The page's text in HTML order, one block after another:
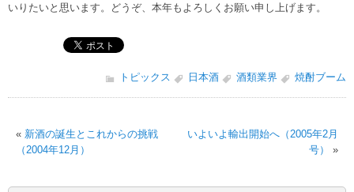
いりたいと思います。どうぞ、本年もよろしくお願い申し上げます。
トピックス 日本酒 酒類業界 焼酎ブーム
« 新酒の誕生とこれからの挑戦
（2004年12月）
いよいよ輸出開始へ（2005年2月
号）
»